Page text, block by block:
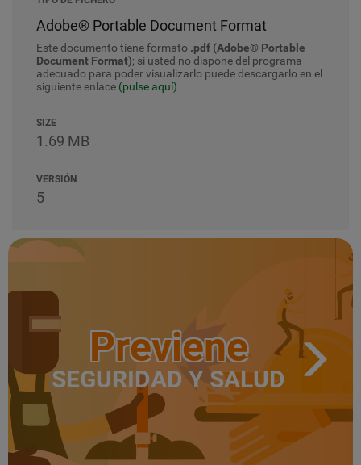
Adobe® Portable Document Format
Este documento tiene formato .pdf (Adobe® Portable
Document Format); si usted no dispone del programa
adecuado para poder visualizarlo puede descargarlo en el
siguiente enlace (pulse aquí)
SIZE
1.69 MB
VERSIÓN
5
Previene
SEGURIDAD Y SALUD